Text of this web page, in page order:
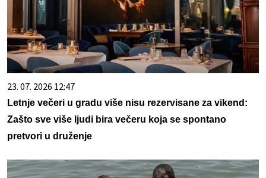
23. 07. 2026 12:47
Letnje večeri u gradu više nisu rezervisane za vikend:
Zašto sve više ljudi bira večeru koja se spontano
pretvori u druženje